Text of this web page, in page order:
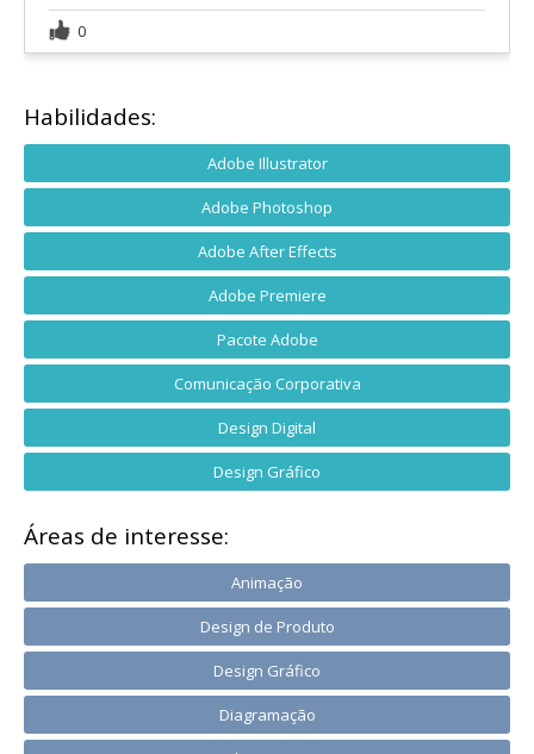
0
Habilidades:
Adobe Illustrator
Adobe Photoshop
Adobe After Effects
Adobe Premiere
Pacote Adobe
Comunicação Corporativa
Design Digital
Design Gráfico
Áreas de interesse:
Animação
Design de Produto
Design Gráfico
Diagramação